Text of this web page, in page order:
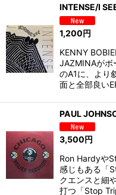
INTENSE/I
1,200円
KENNY
JAZMINAがボ
のA1に、より
面と全部良い
PAUL
3,500円
Ron Hardyや
感じもある「
クエンスと細
打つ「Stop